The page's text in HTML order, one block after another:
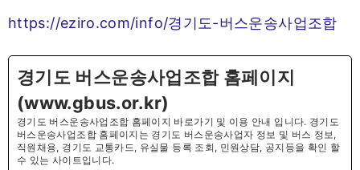
https://eziro.com/info/경기도-버스운송사업조합
경기도 버스운송사업조합 홈페이지
(www.gbus.or.kr)
경기도 버스운송사업조합 홈페이지 바로가기 및 이용 안내 입니다. 경기도
버스운송사업조합 홈페이지는 경기도 버스운송사업자 정보 및 버스 정보,
직원채용, 경기도 교통카드, 유실물 등록 조회, 민원상담, 공지등을 확인 할
수 있는 사이트입니다.